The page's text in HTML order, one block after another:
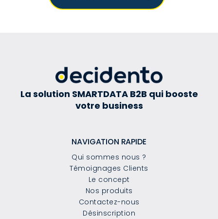
La solution SMARTDATA B2B qui booste
votre business
NAVIGATION RAPIDE
Qui sommes nous ?
Témoignages Clients
Le concept
Nos produits
Contactez-nous
Désinscription